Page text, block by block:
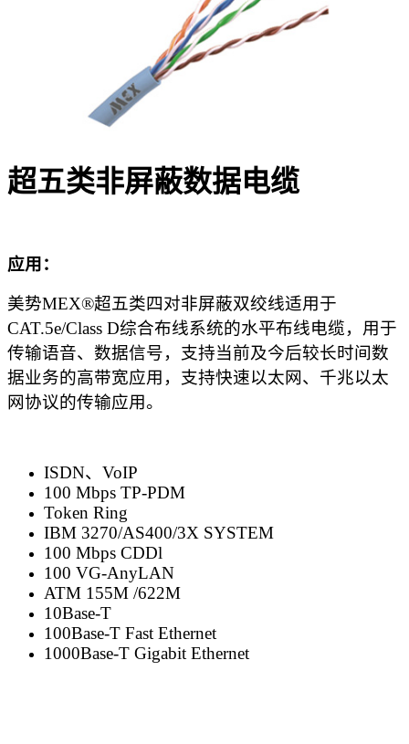
超五类非屏蔽数据电缆
应用：
美势MEX®超五类四对非屏蔽双绞线适用于
CAT.5e/Class D综合布线系统的水平布线电缆，用于
传输语音、数据信号，支持当前及今后较长时间数
据业务的高带宽应用，支持快速以太网、千兆以太
网协议的传输应用。
ISDN、VoIP
100 Mbps TP-PDM
Token Ring
IBM 3270/AS400/3X SYSTEM
100 Mbps CDDl
100 VG-AnyLAN
ATM 155M /622M
10Base-T
100Base-T Fast Ethernet
1000Base-T Gigabit Ethernet